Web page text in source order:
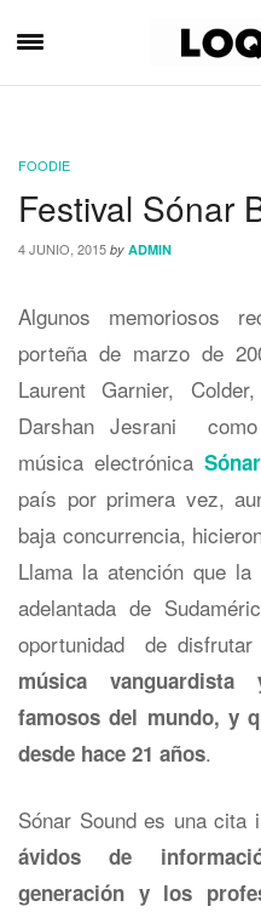
FOODIE
Festival Sónar
4 JUNIO, 2015 by ADMIN
Algunos memoriosos
porteña de marzo de
Laurent Garnier,
Darshan Jesrani
música electrónica
país por primera vez,
baja concurrencia,
Llama la atención que
adelantada de
oportunidad de disfrutar
música
famosos del mundo, y
desde hace 21 años.
Sónar Sound es una cita
ávidos de
generación y los